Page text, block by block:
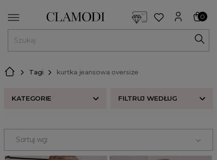
0
Tagi kurtka jeansowa oversize
KATEGORIE FILTRUJ WEDŁUG
Bestsellery
Odzież damska
Sortuj wg: